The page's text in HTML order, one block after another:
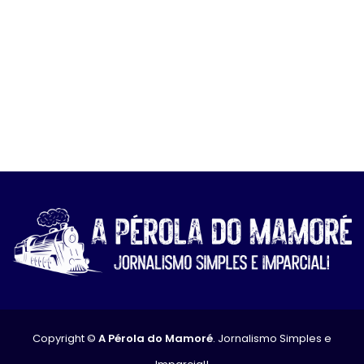
Copyright © A Pérola do Mamoré. Jornalismo Simples e